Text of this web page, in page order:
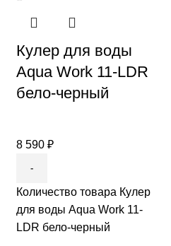
Кулер для воды
Aqua Work 11-LDR
бело-черный
8 590 ₽
Количество товара Кулер
для воды Aqua Work 11-
LDR бело-черный